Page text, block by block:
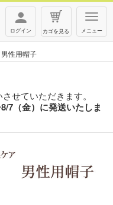
T
o
n
a
i
メニュー
カゴを見る
ログイン
性用帽子
せていただきます。
7（金）に発送いたしま